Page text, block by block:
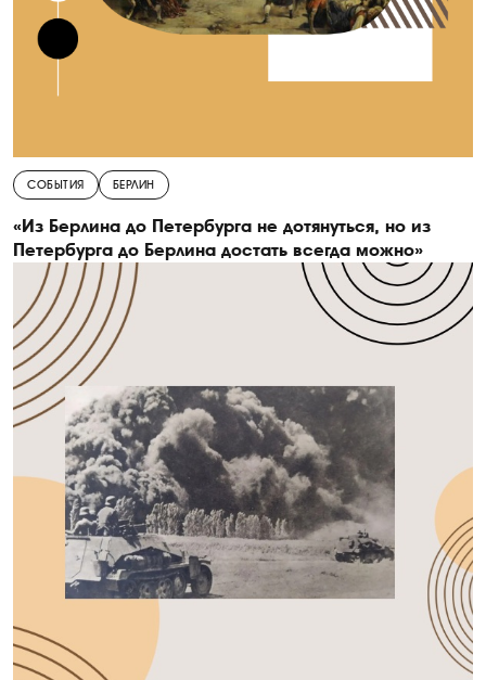
СОБЫТИЯ БЕРЛИН
«Из Берлина до Петербурга не дотянуться, но из
Петербурга до Берлина достать всегда можно»